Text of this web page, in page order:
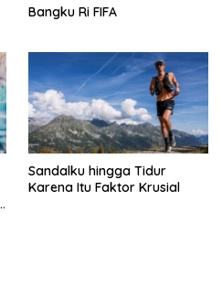
Bangku Ri FIFA
Sandalku hingga Tidur
Karena Itu Faktor Krusial